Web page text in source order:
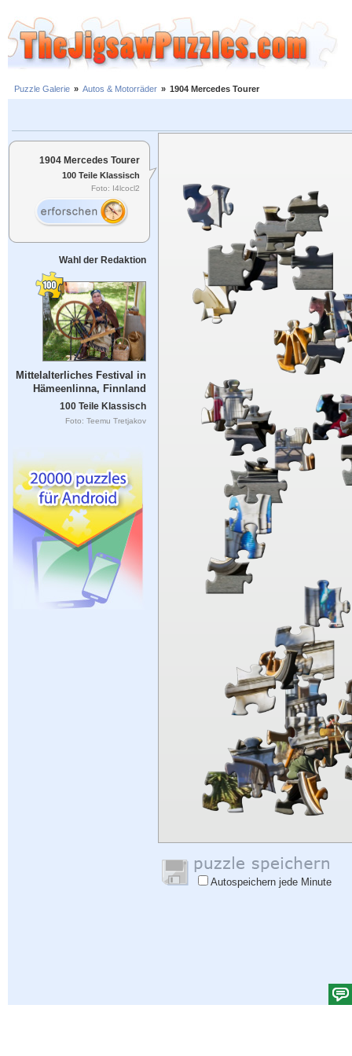
Puzzle Galerie » Autos & Motorräder » 1904 Mercedes Tourer
1904 Mercedes Tourer
100 Teile Klassisch
Foto: I4lcocl2
Wahl der Redaktion
Mittelalterliches Festival in
Hämeenlinna, Finnland
100 Teile Klassisch
Foto: Teemu Tretjakov
Autospeichern jede Minute